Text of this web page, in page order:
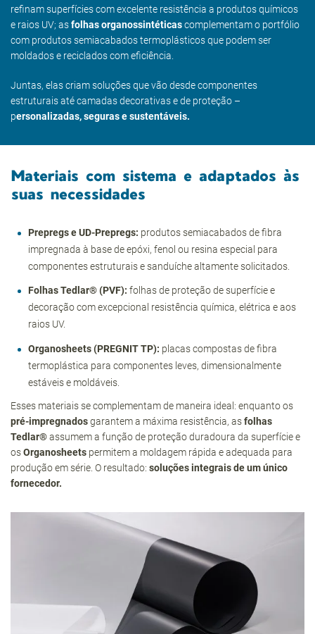
refinam superfícies com excelente resistência a produtos químicos
e raios UV; asfolhas organossintéticascomplementam o portfólio
com produtos semiacabados termoplásticos que podem ser
moldados e reciclados com eficiência.
Juntas, elas criam soluções que vão desde componentes
estruturais até camadas decorativas e de proteção –
personalizadas, seguras e sustentáveis.
Materiais com sistema e adaptados às
suas necessidades
Prepregs e UD-Prepregs: produtos semiacabados de fibra
impregnada à base de epóxi, fenol ou resina especial para
componentes estruturais e sanduíche altamente solicitados.
Folhas Tedlar® (PVF): folhas de proteção de superfície e
decoração com excepcional resistência química, elétrica e aos
raios UV.
Organosheets (PREGNIT TP): placas compostas de fibra
termoplástica para componentes leves, dimensionalmente
estáveis e moldáveis.
Esses materiais se complementam de maneira ideal: enquanto os
pré-impregnadosgarantem a máxima resistência, asfolhas
Tedlar®assumem a função de proteção duradoura da superfície e
osOrganosheets permitem a moldagem rápida e adequada para
produção em série. O resultado: soluções integrais de um único
fornecedor.